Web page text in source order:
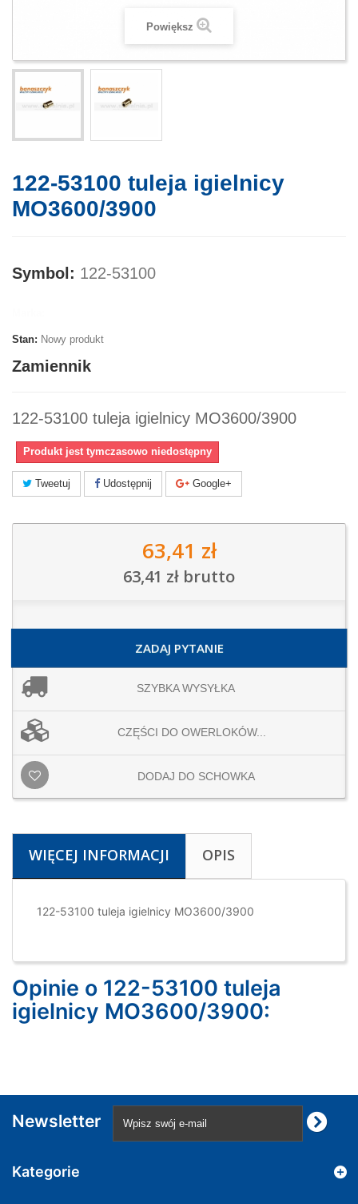
Powiększ
122-53100 tuleja igielnicy
MO3600/3900
Symbol: 122-53100
Stan: Nowy produkt
Zamiennik
122-53100 tuleja igielnicy MO3600/3900
Produkt jest tymczasowo niedostępny
Tweetuj Udostępnij Google+
63,41 zł
63,41 zł brutto
ZADAJ PYTANIE
SZYBKA WYSYŁKA
CZĘŚCI DO OWERLOKÓW...
DODAJ DO SCHOWKA
WIĘCEJ INFORMACJI OPIS
122-53100 tuleja igielnicy MO3600/3900
Opinie o 122-53100 tuleja
igielnicy MO3600/3900:
Newsletter
Kategorie